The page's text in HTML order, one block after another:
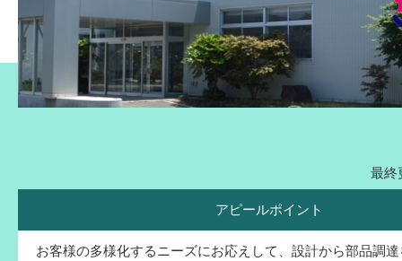
最終
アピールポイント
お客様の多様化するニーズにお応えして、設計から部品調